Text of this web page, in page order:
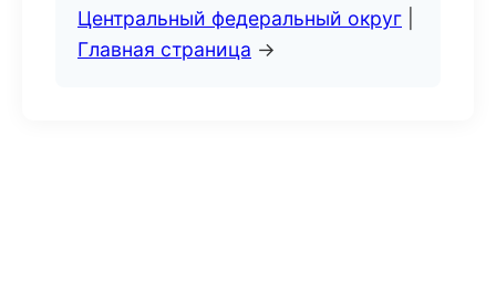
Центральный федеральный округ
Главная страница →